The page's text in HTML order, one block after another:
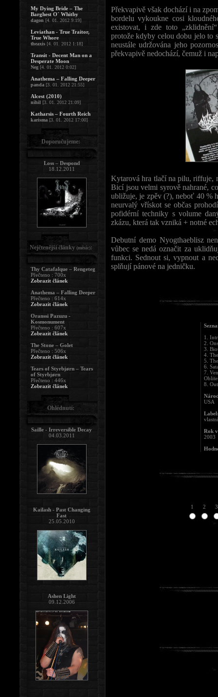
Překvapivě však dochází i na
bordelu vykoukne cosi
existovat, i zde toto
protože kdyby celou dobu jelo to
neustále udržována jeho
překvapivě nedochází, čemuž i
Kytarová hra tlačí na pilu, riffuje,
Bicí jsou velmi syrově nahrané,
ubližuje, je zpěv (?), neboť 40 %
neurvalý vřískot se občas
pofidérní techniky s volume
zkázu, která tak vzniká + notné
Debutní demo Nyogthaeblisz
vůbec se nedá označit za
funkci. Sednout si, vypnout a
splňují pánové na jedničku.
1.
2.
3.
4.
5.
6.
7.
8.
USA
Rok
2003
1 2 3
My Dying Bride – The
Barghest O´ Whitby
dagon [4. 01. 2012 9:19]
Leviathan - True Traitor,
True Whore
theaxis [4. 01. 2012 1:18]
Transit - Decent Man on a
Desperate Moon
Neg [4. 01. 2012 0:02]
Anathema – Falling Deeper
panda [3. 01. 2012 21:55]
Alcest (2010)
nihil [3. 01. 2012 21:09]
Katharsis – Fourth Reich
karisma [3. 01. 2012 17:00]
Doporučujeme:
Loss – Despond
18.12.2011
Nejčtenější články (měsíc):
Thy Catafalque – Rengeteg
Přečteno : 700x
Zobrazit článek
Anathema – Falling Deeper
Přečteno : 614x
Zobrazit článek
Oranssi Pazuzu -
Kosmonument
Přečteno : 607x
Zobrazit článek
The Stone – Golet
Přečteno : 506x
Zobrazit článek
Tears of Styrbjørn – Tears
of Styrbjørn
Přečteno : 446x
Zobrazit článek
Ohlédnutí:
Saille - Irreversible Decay
04.03.2011
Kailash - Past Changing
Fast
25.05.2010
Ashen Light
09.12.2006